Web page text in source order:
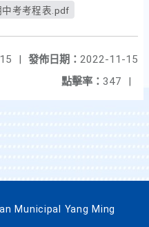
考考程表.pdf
發佈日期： 2022-11-15
|
點擊率： 347 |
Municipal Yang Ming